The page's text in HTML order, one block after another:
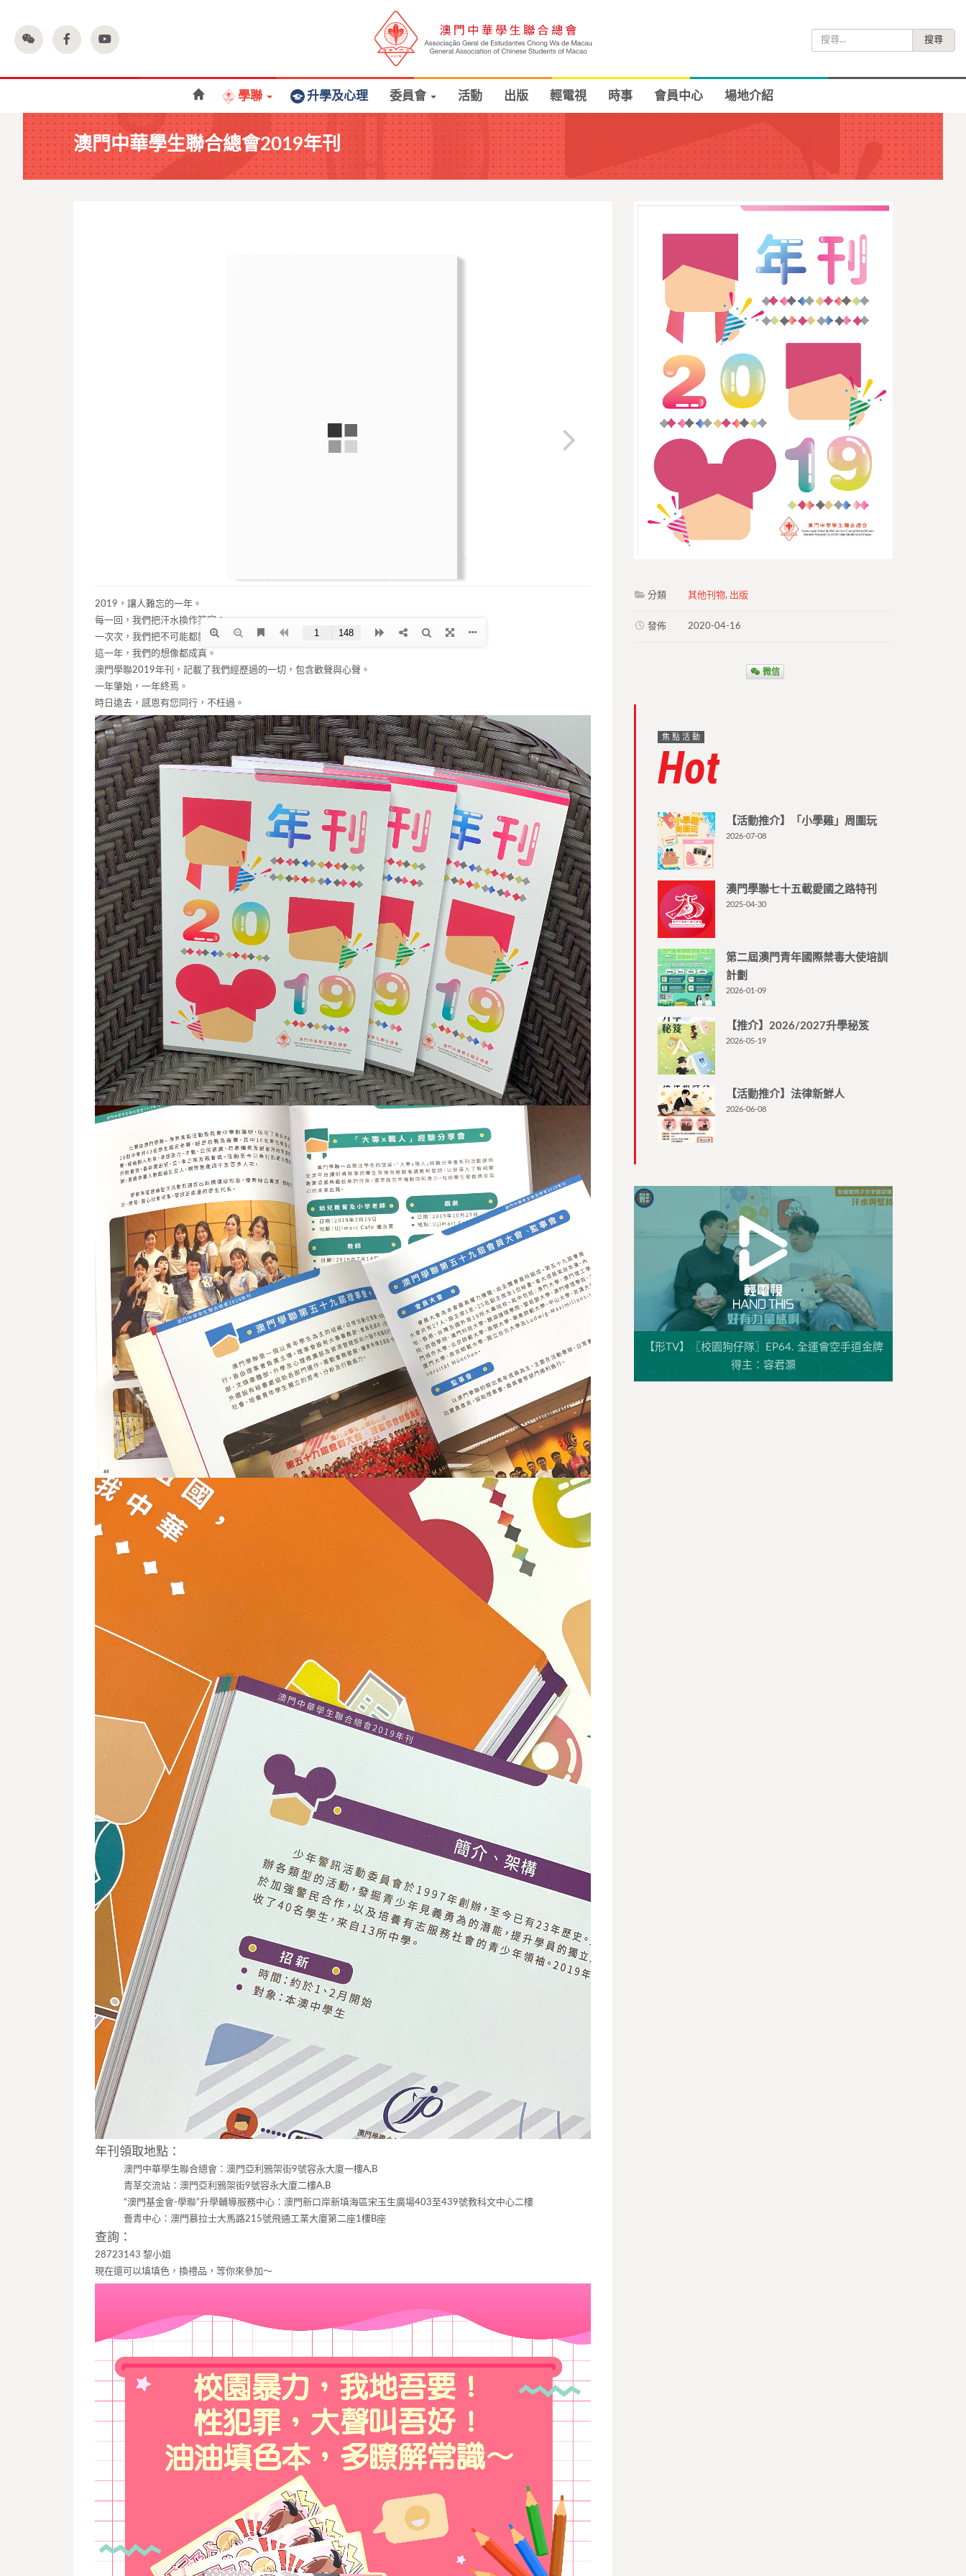
尋
學聯 升學及心理 委員會 活動 出版 輕電視 時事 會員中心 場地介紹
澳門中華學生聯合總會2019年刊
2019，讓人難忘的一年。
每一回，我們把汗水換作笑容；
一次次，我們把不可能都變成可能
這一年，我們的想像都成真。
澳門學聯2019年刊，記載了我們經歷過的一切，包含歡聲與心聲。
一年肇始，一年終焉。
時日遠去，感恩有您同行，不枉過。
年刊領取地點：
澳門中華學生聯合總會：澳門亞利鴉架街9號容永大廈一樓A,B
青莘交流站：澳門亞利鴉架街9號容永大廈二樓A,B
“澳門基金會-學聯”升學輔導服務中心：澳門新口岸新填海區宋玉生廣場403至439號教科文中心二樓
薈青中心：澳門慕拉士大馬路215號飛通工業大廈第二座1樓B座
查詢：
28723143 黎小姐
現在還可以填填色，換禮品，等你來參加～
分類 其他刊物, 出版
發佈 2020-04-16
微信
焦點活動
Hot
【活動推介】「小學雞」周圍玩
2026-07-08
澳門學聯七十五載愛國之路特刊
2025-04-30
第二屆澳門青年國際禁毒大使培訓
計劃
2026-01-09
【推介】2026/2027升學秘笈
2026-05-19
【活動推介】法律新鮮人
2026-06-08
【形TV】〖校園狗仔隊〗EP64. 全運會空手道金牌
得主：容君灝